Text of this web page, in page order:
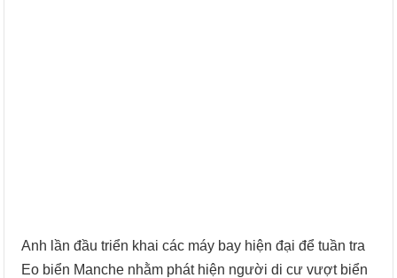
Anh lần đầu triển khai các máy bay hiện đại để tuần tra
Eo biển Manche nhằm phát hiện người di cư vượt biển